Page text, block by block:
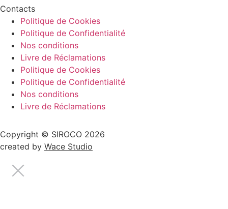
Contacts
Politique de Cookies
Politique de Confidentialité
Nos conditions
Livre de Réclamations
Politique de Cookies
Politique de Confidentialité
Nos conditions
Livre de Réclamations
Copyright © SIROCO 2026
created by Wace Studio